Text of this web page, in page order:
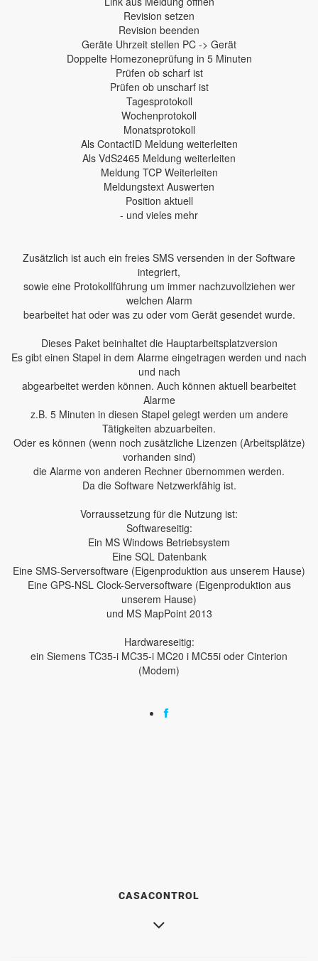
Revision setzen
Revision beenden
Geräte Uhrzeit stellen PC -> Gerät
Doppelte Homezoneprüfung in 5 Minuten
Prüfen ob scharf ist
Prüfen ob unscharf ist
Tagesprotokoll
Wochenprotokoll
Monatsprotokoll
Als ContactID Meldung weiterleiten
Als VdS2465 Meldung weiterleiten
Meldung TCP Weiterleiten
Meldungstext Auswerten
Position aktuell
- und vieles mehr
Zusätzlich ist auch ein freies SMS versenden in der Software
integriert,
sowie eine Protokollführung um immer nachzuvollziehen wer
welchen Alarm
bearbeitet hat oder was zu oder vom Gerät gesendet wurde.
Dieses Paket beinhaltet die Hauptarbeitsplatzversion
Es gibt einen Stapel in dem Alarme eingetragen werden und nach
und nach
abgearbeitet werden können. Auch können aktuell bearbeitet
Alarme
z.B. 5 Minuten in diesen Stapel gelegt werden um andere
Tätigkeiten abzuarbeiten.
Oder es können (wenn noch zusätzliche Lizenzen (Arbeitsplätze)
vorhanden sind)
die Alarme von anderen Rechner übernommen werden.
Da die Software Netzwerkfähig ist.
Vorraussetzung für die Nutzung ist:
Softwareseitig:
Ein MS Windows Betriebsystem
Eine SQL Datenbank
Eine SMS-Serversoftware (Eigenproduktion aus unserem Hause)
Eine GPS-NSL Clock-Serversoftware (Eigenproduktion aus
unserem Hause)
und MS MapPoint 2013
Hardwareseitig:
ein Siemens TC35-i MC35-i MC20 i MC55i oder Cinterion
(Modem)
CASACONTROL